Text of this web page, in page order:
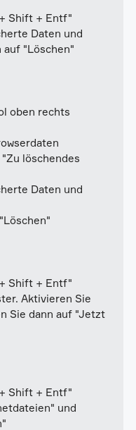
Shift + Entf"
Daten und
auf "Löschen"
oben rechts
löschendes
Daten und
Shift + Entf"
Aktivieren Sie
Sie dann auf "Jetzt
Shift + Entf"
und